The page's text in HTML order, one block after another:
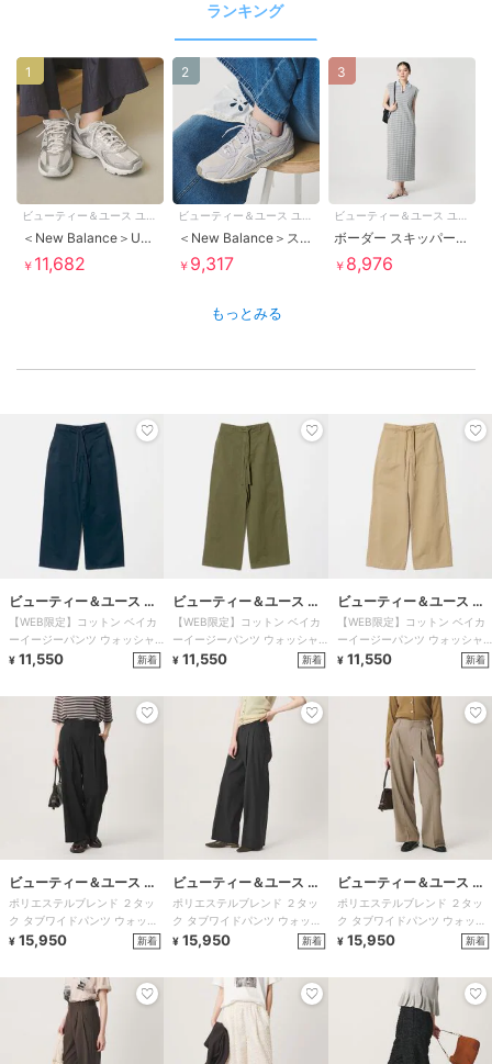
ランキング
＜New Balance＞U530 メタリックカラー スニーカー
￥ 11,682
1
＜New Balance＞スエード U204L スニーカー
￥ 9,317
2
ボーダー スキッパー マキシワンピース
￥ 8,976
3
もっとみる
ビューティー＆ユース ユ
ナイテッドアローズ
【WEB限定】コットン ベイカ
ーイージーパンツ ウォッシャ
ブル
¥ 11,550 新着
ビューティー＆ユース ユ
ナイテッドアローズ
【WEB限定】コットン ベイカ
ーイージーパンツ ウォッシャ
ブル
¥ 11,550 新着
ビューティー＆ユース ユ
ナイテッドアローズ
【WEB限定】コットン ベイカ
ーイージーパンツ ウォッシャ
ブル
¥ 11,550 新着
ビューティー＆ユース ユ
ナイテッドアローズ
ポリエステルブレンド ２タッ
ク タブワイドパンツ ウォッシ
ャブル 防シワ
¥ 15,950 新着
ビューティー＆ユース ユ
ナイテッドアローズ
ポリエステルブレンド ２タッ
ク タブワイドパンツ ウォッシ
ャブル 防シワ
¥ 15,950 新着
ビューティー＆ユース ユ
ナイテッドアローズ
ポリエステルブレンド ２タッ
ク タブワイドパンツ ウォッシ
ャブル 防シワ
¥ 15,950 新着